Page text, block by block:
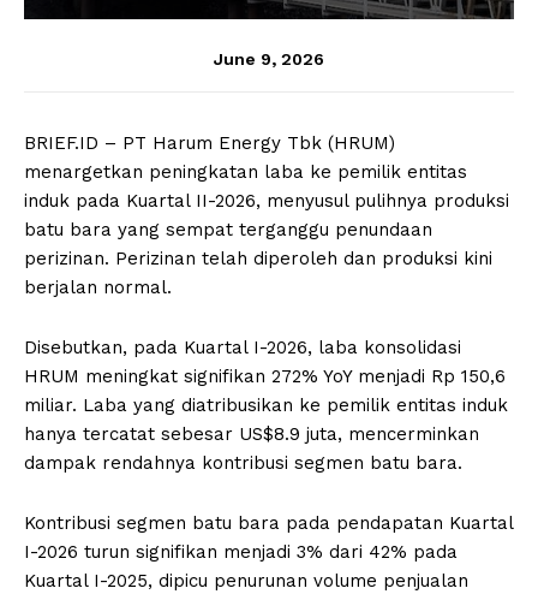
June 9, 2026
BRIEF.ID – PT Harum Energy Tbk (HRUM)
menargetkan peningkatan laba ke pemilik entitas
induk pada Kuartal II-2026, menyusul pulihnya produksi
batu bara yang sempat terganggu penundaan
perizinan. Perizinan telah diperoleh dan produksi kini
berjalan normal.
Disebutkan, pada Kuartal I-2026, laba konsolidasi
HRUM meningkat signifikan 272% YoY menjadi Rp 150,6
miliar. Laba yang diatribusikan ke pemilik entitas induk
hanya tercatat sebesar US$8.9 juta, mencerminkan
dampak rendahnya kontribusi segmen batu bara.
Kontribusi segmen batu bara pada pendapatan Kuartal
I-2026 turun signifikan menjadi 3% dari 42% pada
Kuartal I-2025, dipicu penurunan volume penjualan